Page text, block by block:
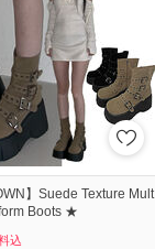
】Suede Texture Mult
Boots ★
込